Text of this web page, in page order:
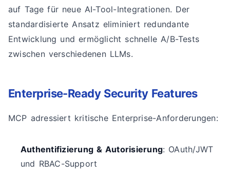
auf Tage für neue AI-Tool-Integrationen. Der
standardisierte Ansatz eliminiert redundante
Entwicklung und ermöglicht schnelle A/B-Tests
zwischen verschiedenen LLMs.
Enterprise-Ready Security Features
MCP adressiert kritische Enterprise-Anforderungen:
Authentifizierung & Autorisierung: OAuth/JWT
und RBAC-Support